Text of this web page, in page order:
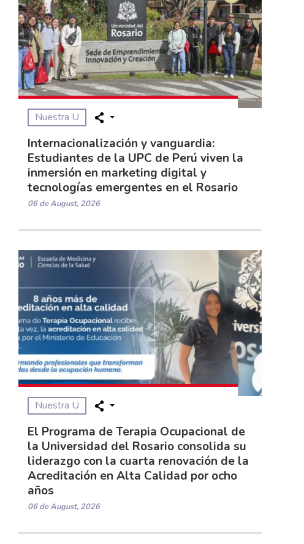
Nuestra U
Internacionalización y vanguardia:
Estudiantes de la UPC de Perú viven la
inmersión en marketing digital y
tecnologías emergentes en el Rosario
06 de August, 2026
Nuestra U
El Programa de Terapia Ocupacional de
la Universidad del Rosario consolida su
liderazgo con la cuarta renovación de la
Acreditación en Alta Calidad por ocho
años
06 de August, 2026